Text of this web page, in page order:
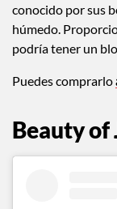
conocido por sus
húmedo.
podría tener un
Puedes comprarlo
Beauty of